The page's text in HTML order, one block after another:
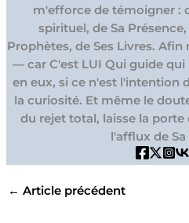
m'efforce de témoigner :
spirituel, de Sa Présence,
Prophètes, de Ses Livres.
— car C'est LUI Qui guide
en eux, si ce n'est l'intention
la curiosité. Et même le
du rejet total, laisse la
l'afflux de
← Article précédent